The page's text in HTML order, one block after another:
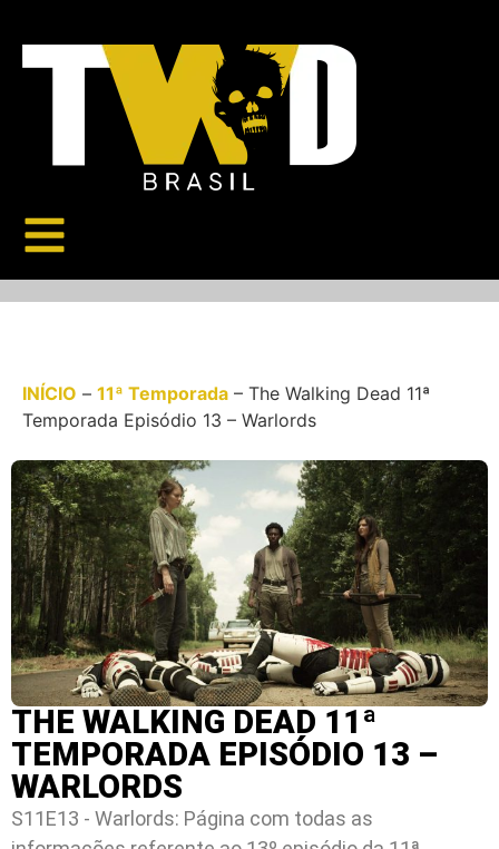
INÍCIO – 11ª Temporada – The Walking Dead 11ª
Temporada Episódio 13 – Warlords
THE WALKING DEAD 11ª
TEMPORADA EPISÓDIO 13 –
WARLORDS
S11E13 - Warlords: Página com todas as